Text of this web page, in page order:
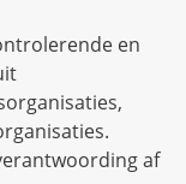
en
af